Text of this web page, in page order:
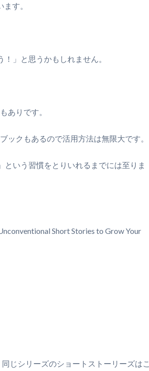
す。
」と思うかもしれません。
ありです。
ックもあるので活用方法は無限大です。
いう習慣をとりいれるまでには至りま
Short Stories to Grow Your
じシリーズのショートストーリーズはこ